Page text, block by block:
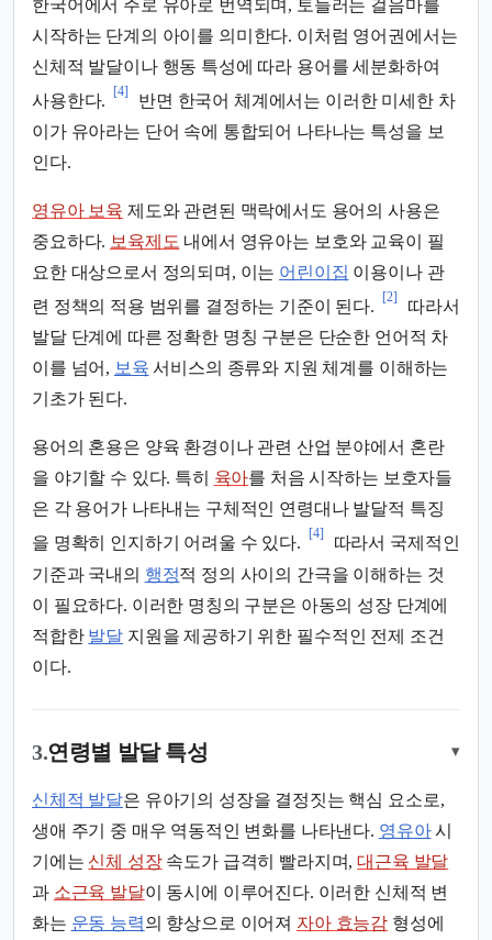
한국어에서 주로 유아로 번역되며, 토들러는 걸음마를
시작하는 단계의 아이를 의미한다. 이처럼 영어권에서는
신체적 발달이나 행동 특성에 따라 용어를 세분화하여
사용한다.
[4]
반면 한국어 체계에서는 이러한 미세한 차
이가 유아라는 단어 속에 통합되어 나타나는 특성을 보
인다.
영유아 보육 제도와 관련된 맥락에서도 용어의 사용은
중요하다. 보육제도 내에서 영유아는 보호와 교육이 필
요한 대상으로서 정의되며, 이는 어린이집 이용이나 관
련 정책의 적용 범위를 결정하는 기준이 된다.
[2]
따라서
발달 단계에 따른 정확한 명칭 구분은 단순한 언어적 차
이를 넘어, 보육 서비스의 종류와 지원 체계를 이해하는
기초가 된다.
용어의 혼용은 양육 환경이나 관련 산업 분야에서 혼란
을 야기할 수 있다. 특히 육아를 처음 시작하는 보호자들
은 각 용어가 나타내는 구체적인 연령대나 발달적 특징
을 명확히 인지하기 어려울 수 있다.
[4]
따라서 국제적인
기준과 국내의 행정적 정의 사이의 간극을 이해하는 것
이 필요하다. 이러한 명칭의 구분은 아동의 성장 단계에
적합한 발달 지원을 제공하기 위한 필수적인 전제 조건
이다.
3.연령별 발달 특성 ▾
신체적 발달은 유아기의 성장을 결정짓는 핵심 요소로,
생애 주기 중 매우 역동적인 변화를 나타낸다. 영유아시
기에는 신체 성장속도가 급격히 빨라지며,대근육 발달
과 소근육 발달이 동시에 이루어진다. 이러한 신체적 변
화는 운동 능력의 향상으로 이어져 자아 효능감 형성에